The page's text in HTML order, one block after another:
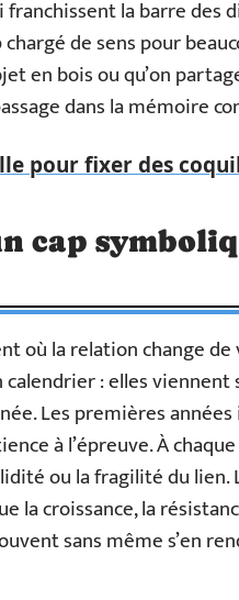
franchissent la barre des
de sens pour
en bois ou qu’on
dans la mémoire
pour fixer des
cap
où la relation change de
: elles
Les premières
à l’épreuve. À
ou la fragilité du lien.
croissance, la
sans même s’en